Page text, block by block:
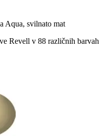
Aqua, svilnato mat
Revell v 88 različnih barvah